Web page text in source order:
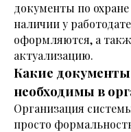
документы по
наличии у
оформляются, а
актуализацию.
Какие документы
необходимы в
Организация
просто